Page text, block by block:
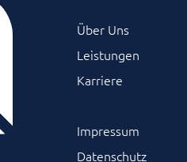
Über Uns
Leistungen
Karriere
Impressum
Datenschutz